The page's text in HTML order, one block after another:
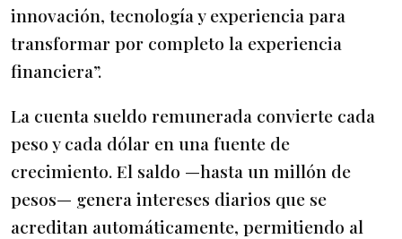
innovación, tecnología y experiencia para
transformar por completo la experiencia
financiera”.
La cuenta sueldo remunerada convierte cada
peso y cada dólar en una fuente de
crecimiento. El saldo —hasta un millón de
pesos— genera intereses diarios que se
acreditan automáticamente, permitiendo al